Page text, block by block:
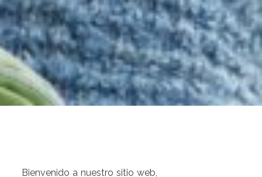
Bienvenido a nuestro sitio web,